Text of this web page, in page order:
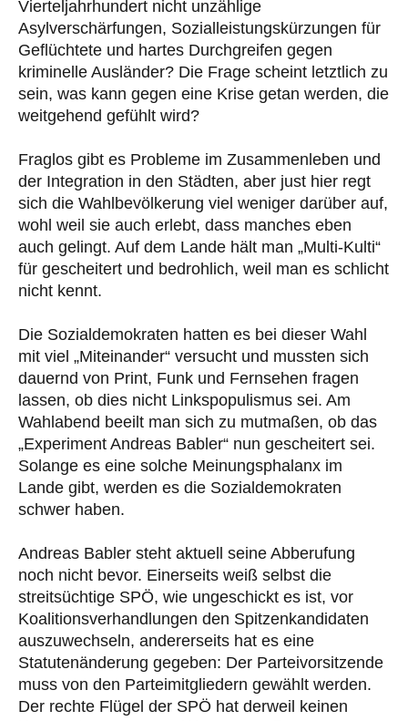
Vierteljahrhundert nicht unzählige
Asylverschärfungen, Sozialleistungskürzungen für
Geflüchtete und hartes Durchgreifen gegen
kriminelle Ausländer? Die Frage scheint letztlich zu
sein, was kann gegen eine Krise getan werden, die
weitgehend gefühlt wird?
Fraglos gibt es Probleme im Zusammenleben und
der Integration in den Städten, aber just hier regt
sich die Wahlbevölkerung viel weniger darüber auf,
wohl weil sie auch erlebt, dass manches eben
auch gelingt. Auf dem Lande hält man „Multi-Kulti“
für gescheitert und bedrohlich, weil man es schlicht
nicht kennt.
Die Sozialdemokraten hatten es bei dieser Wahl
mit viel „Miteinander“ versucht und mussten sich
dauernd von Print, Funk und Fernsehen fragen
lassen, ob dies nicht Linkspopulismus sei. Am
Wahlabend beeilt man sich zu mutmaßen, ob das
„Experiment Andreas Babler“ nun gescheitert sei.
Solange es eine solche Meinungsphalanx im
Lande gibt, werden es die Sozialdemokraten
schwer haben.
Andreas Babler steht aktuell seine Abberufung
noch nicht bevor. Einerseits weiß selbst die
streitsüchtige SPÖ, wie ungeschickt es ist, vor
Koalitionsverhandlungen den Spitzenkandidaten
auszuwechseln, andererseits hat es eine
Statutenänderung gegeben: Der Parteivorsitzende
muss von den Parteimitgliedern gewählt werden.
Der rechte Flügel der SPÖ hat derweil keinen